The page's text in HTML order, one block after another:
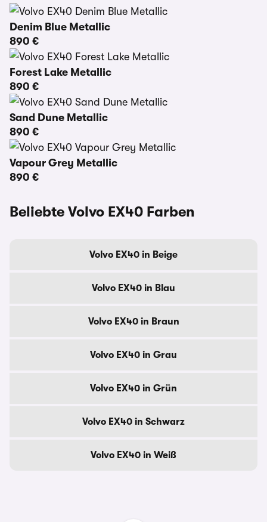
Denim Blue Metallic
890 €
Forest Lake Metallic
890 €
Sand Dune Metallic
890 €
Vapour Grey Metallic
890 €
Beliebte Volvo EX40 Farben
Volvo EX40 in Beige
Volvo EX40 in Blau
Volvo EX40 in Braun
Volvo EX40 in Grau
Volvo EX40 in Grün
Volvo EX40 in Schwarz
Volvo EX40 in Weiß